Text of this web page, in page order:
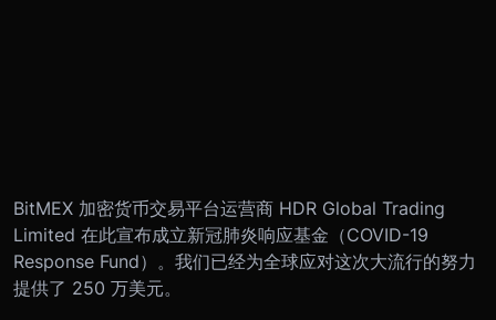
BitMEX 加密货币交易平台运营商 HDR Global Trading
Limited 在此宣布成立新冠肺炎响应基金（COVID-19
Response Fund）。我们已经为全球应对这次大流行的努力
提供了 250 万美元。